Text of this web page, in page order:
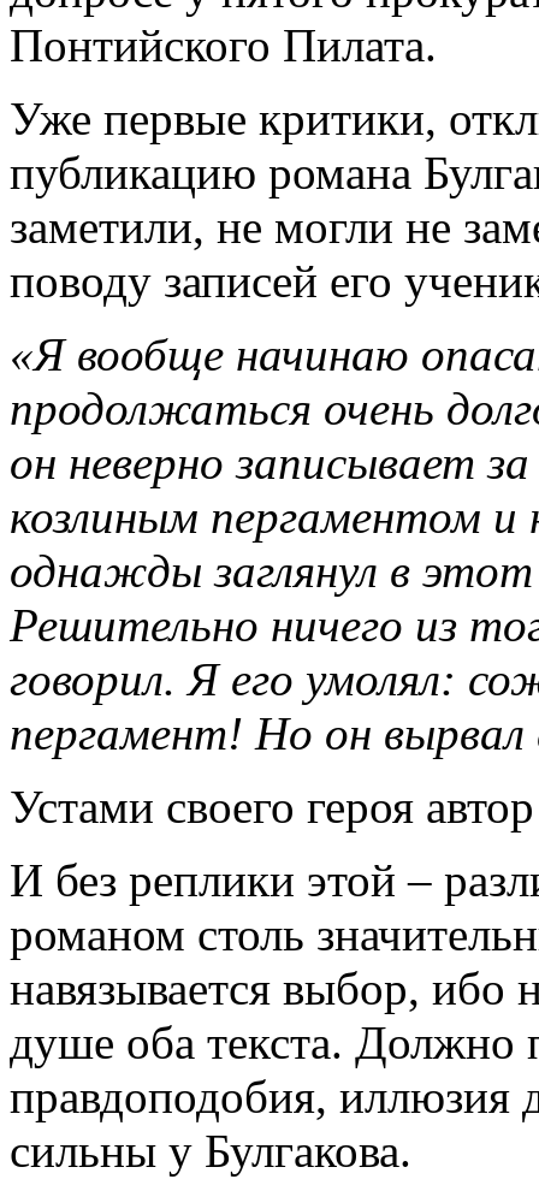
Понтийского Пилата.
Уже первые критики,
публикацию романа
заметили, не могли не
поводу записей его
«Я вообще начинаю
продолжаться очень
он неверно записывает
козлиным пергаментом
однажды заглянул в
Решительно ничего из
говорил. Я его умолял:
пергамент! Но он вырвал
Устами своего героя
И без реплики этой –
романом столь
навязывается выбор, ибо
душе оба текста. Должно
правдоподобия, иллюзия
сильны у Булгакова.